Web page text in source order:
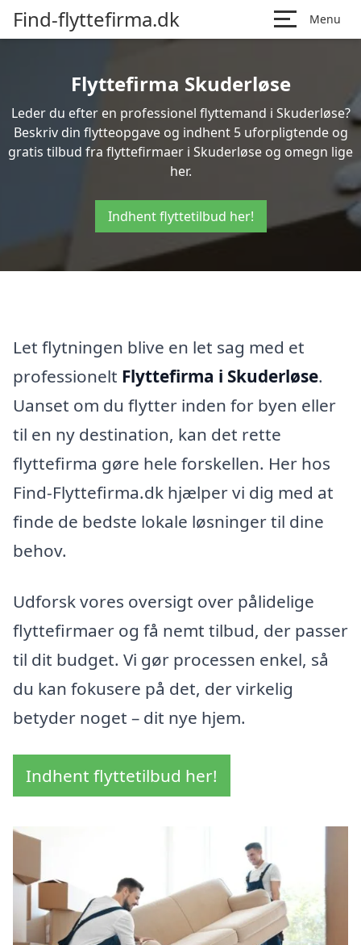
Find-flyttefirma.dk Menu
Flyttefirma Skuderløse
Leder du efter en professionel flyttemand i Skuderløse?
Beskriv din flytteopgave og indhent 5 uforpligtende og
gratis tilbud fra flyttefirmaer i Skuderløse og omegn lige
her.
Indhent flyttetilbud her!
Let flytningen blive en let sag med et
professionelt Flyttefirma i Skuderløse.
Uanset om du flytter inden for byen eller
til en ny destination, kan det rette
flyttefirma gøre hele forskellen. Her hos
Find-Flyttefirma.dk hjælper vi dig med at
finde de bedste lokale løsninger til dine
behov.
Udforsk vores oversigt over pålidelige
flyttefirmaer og få nemt tilbud, der passer
til dit budget. Vi gør processen enkel, så
du kan fokusere på det, der virkelig
betyder noget – dit nye hjem.
Indhent flyttetilbud her!